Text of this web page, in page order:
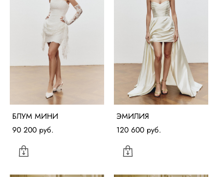
БЛУМ МИНИ
90 200 pуб.
ЭМИЛИЯ
120 600 pуб.